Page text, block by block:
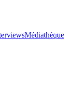
Médiathèque